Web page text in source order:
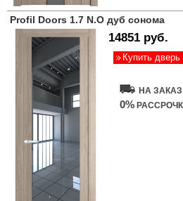
Profil Doors 1.7 N.O дуб сонома
14851 руб.
Купить дверь
НА
0%